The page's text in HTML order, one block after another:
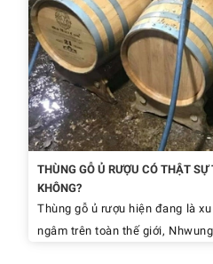
THÙNG GỖ Ủ RƯỢU CÓ THẬT
KHÔNG?
Thùng gỗ ủ rượu hiện đang là
ngâm trên toàn thế giới,